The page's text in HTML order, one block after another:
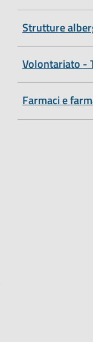
Strutture
Volontariato -
Farmaci e